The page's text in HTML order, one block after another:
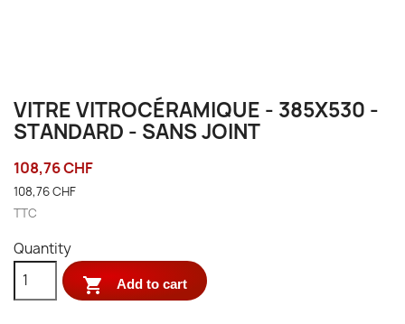
VITRE VITROCÉRAMIQUE - 385X530 -
STANDARD - SANS JOINT
108,76 CHF
108,76 CHF
TTC
Quantity
 Add to cart